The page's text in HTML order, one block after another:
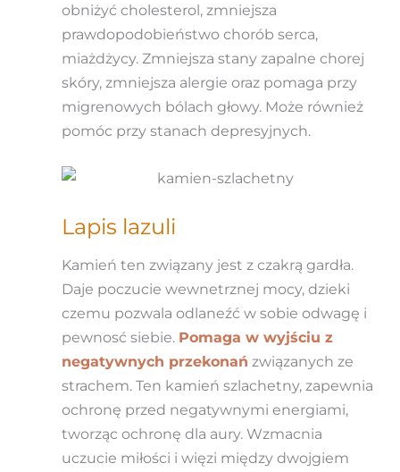
obniżyć cholesterol, zmniejsza
prawdopodobieństwo chorób serca,
miażdżycy. Zmniejsza stany zapalne chorej
skóry, zmniejsza alergie oraz pomaga przy
migrenowych bólach głowy. Może również
pomóc przy stanach depresyjnych.
Lapis lazuli
Kamień ten związany jest z czakrą gardła.
Daje poczucie wewnetrznej mocy, dzieki
czemu pozwala odlaneźć w sobie odwagę i
pewnosć siebie. Pomaga w wyjściu z
negatywnych przekonań związanych ze
strachem. Ten kamień szlachetny, zapewnia
ochronę przed negatywnymi energiami,
tworząc ochronę dla aury. Wzmacnia
uczucie miłości i więzi między dwojgiem